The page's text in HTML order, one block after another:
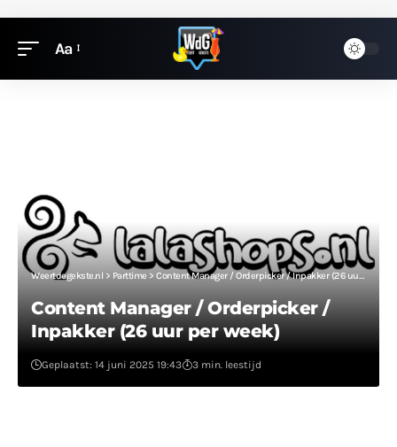
Aa
Weertdegekste.nl > Parttime > Content Manager / Orderpicker / Inpakker (26 uur per week)
Content Manager / Orderpicker /
Inpakker (26 uur per week)
Geplaatst: 14 juni 2025 19:43 3 min. leestijd